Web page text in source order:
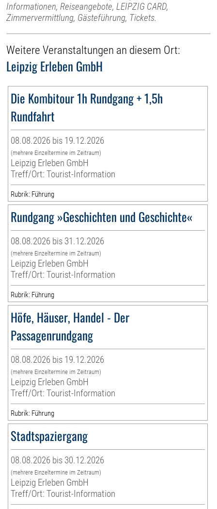
Informationen, Reiseangebote, LEIPZIG CARD,
Zimmervermittlung, Gästeführung, Tickets.
Weitere Veranstaltungen an diesem Ort:
Leipzig Erleben GmbH
Die Kombitour 1h Rundgang + 1,5h
Rundfahrt
08.08.2026 bis 19.12.2026
(mehrere Einzeltermine im Zeitraum)
Leipzig Erleben GmbH
Treff/Ort: Tourist-Information
Rubrik: Führung
Rundgang »Geschichten und Geschichte«
08.08.2026 bis 31.12.2026
(mehrere Einzeltermine im Zeitraum)
Leipzig Erleben GmbH
Treff/Ort: Tourist-Information
Rubrik: Führung
Höfe, Häuser, Handel - Der
Passagenrundgang
08.08.2026 bis 19.12.2026
(mehrere Einzeltermine im Zeitraum)
Leipzig Erleben GmbH
Treff/Ort: Tourist-Information
Rubrik: Führung
Stadtspaziergang
08.08.2026 bis 30.12.2026
(mehrere Einzeltermine im Zeitraum)
Leipzig Erleben GmbH
Treff/Ort: Tourist-Information